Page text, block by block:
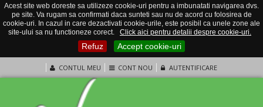
Acest site web doreste sa utilizeze cookie-uri pentru a imbunatati navigarea dvs.
pe site. Va rugam sa confirmati daca sunteti sau nu de acord cu folosirea de
cookie-uri. In cazul in care dezactivati cookie-urile, este posibil ca unele zone ale
site-ului sa nu functioneze corect.
Click aici pentru detalii despre cookie-uri.
Refuz Accept cookie-uri
CONTUL MEU CONT NOU AUTENTIFICARE